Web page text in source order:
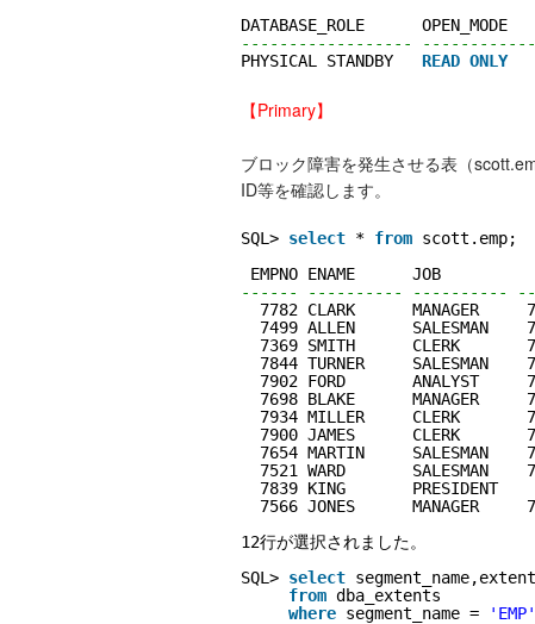
DATABASE_ROLE      OPEN_MODE
------------------
PHYSICAL STANDBY READ ONLY
【Primary】
ブロック障害を発生させる表（
ID等を確認します。
SQL> select * from scott.emp;
EMPNO ENAME      JOB
------ ---------- ----------
7782 CLARK      MANAGER
7499 ALLEN      SALESMAN
7369 SMITH      CLERK
7844 TURNER     SALESMAN
7902 FORD       ANALYST
7698 BLAKE      MANAGER
7934 MILLER     CLERK
7900 JAMES      CLERK
7654 MARTIN     SALESMAN
7521 WARD       SALESMAN
7839 KING       PRESIDENT
7566 JONES      MANAGER
12行が選択されました。
SQL> select
from dba_extents
where segment_name = 'EMP'